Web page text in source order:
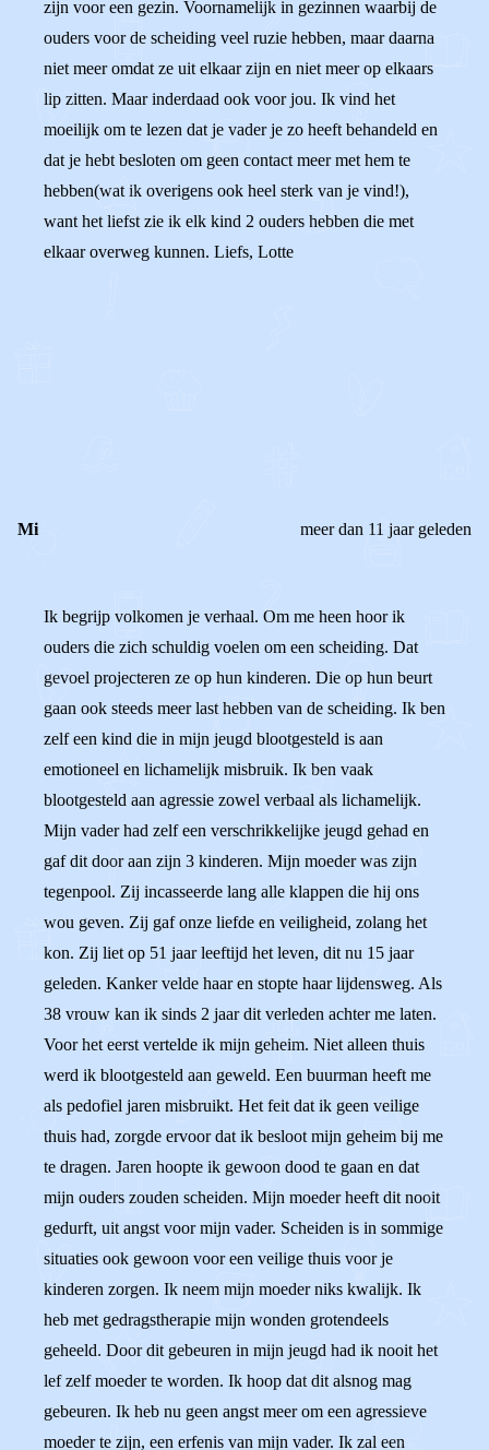
zijn voor een gezin. Voornamelijk in gezinnen waarbij de
ouders voor de scheiding veel ruzie hebben, maar daarna
niet meer omdat ze uit elkaar zijn en niet meer op elkaars
lip zitten. Maar inderdaad ook voor jou. Ik vind het
moeilijk om te lezen dat je vader je zo heeft behandeld en
dat je hebt besloten om geen contact meer met hem te
hebben(wat ik overigens ook heel sterk van je vind!),
want het liefst zie ik elk kind 2 ouders hebben die met
elkaar overweg kunnen. Liefs, Lotte
Mi meer dan 11 jaar geleden
Ik begrijp volkomen je verhaal. Om me heen hoor ik
ouders die zich schuldig voelen om een scheiding. Dat
gevoel projecteren ze op hun kinderen. Die op hun beurt
gaan ook steeds meer last hebben van de scheiding. Ik ben
zelf een kind die in mijn jeugd blootgesteld is aan
emotioneel en lichamelijk misbruik. Ik ben vaak
blootgesteld aan agressie zowel verbaal als lichamelijk.
Mijn vader had zelf een verschrikkelijke jeugd gehad en
gaf dit door aan zijn 3 kinderen. Mijn moeder was zijn
tegenpool. Zij incasseerde lang alle klappen die hij ons
wou geven. Zij gaf onze liefde en veiligheid, zolang het
kon. Zij liet op 51 jaar leeftijd het leven, dit nu 15 jaar
geleden. Kanker velde haar en stopte haar lijdensweg. Als
38 vrouw kan ik sinds 2 jaar dit verleden achter me laten.
Voor het eerst vertelde ik mijn geheim. Niet alleen thuis
werd ik blootgesteld aan geweld. Een buurman heeft me
als pedofiel jaren misbruikt. Het feit dat ik geen veilige
thuis had, zorgde ervoor dat ik besloot mijn geheim bij me
te dragen. Jaren hoopte ik gewoon dood te gaan en dat
mijn ouders zouden scheiden. Mijn moeder heeft dit nooit
gedurft, uit angst voor mijn vader. Scheiden is in sommige
situaties ook gewoon voor een veilige thuis voor je
kinderen zorgen. Ik neem mijn moeder niks kwalijk. Ik
heb met gedragstherapie mijn wonden grotendeels
geheeld. Door dit gebeuren in mijn jeugd had ik nooit het
lef zelf moeder te worden. Ik hoop dat dit alsnog mag
gebeuren. Ik heb nu geen angst meer om een agressieve
moeder te zijn, een erfenis van mijn vader. Ik zal een